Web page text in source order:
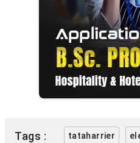
Tags : tataharrier